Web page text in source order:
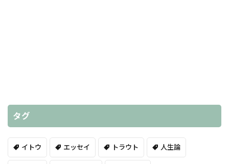
タグ
イトウ エッセイ トラウト 人生論